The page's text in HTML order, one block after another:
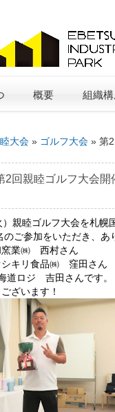
概要 組織
大会 » ゴルフ大会 » 第
2回親睦ゴルフ大会開
親睦ゴルフ大会を札幌
のご参加をいただき、あ
窯業㈱ 西村さん
シキリ食品㈱ 窪田さん
道ロジ 吉田さんです。
ございます！